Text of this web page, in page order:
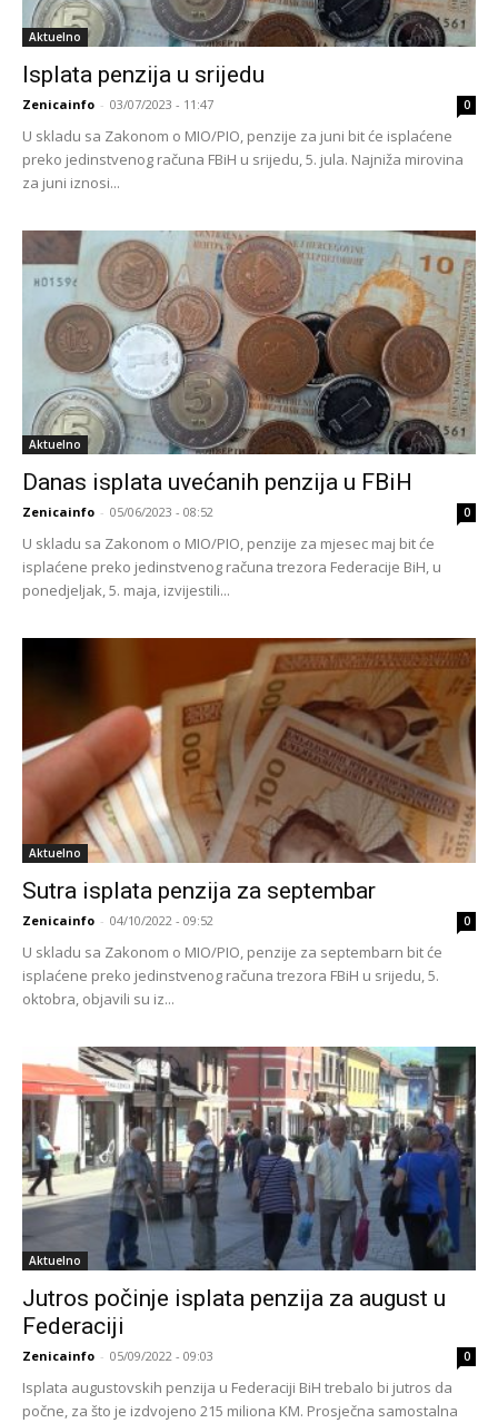
Aktuelno
Isplata penzija u srijedu
Zenicainfo - 03/07/2023 - 11:47 0
U skladu sa Zakonom o MIO/PIO, penzije za juni bit će isplaćene
preko jedinstvenog računa FBiH u srijedu, 5. jula. Najniža mirovina
za juni iznosi...
Aktuelno
Danas isplata uvećanih penzija u FBiH
Zenicainfo - 05/06/2023 - 08:52 0
U skladu sa Zakonom o MIO/PIO, penzije za mjesec maj bit će
isplaćene preko jedinstvenog računa trezora Federacije BiH, u
ponedjeljak, 5. maja, izvijestili...
Aktuelno
Sutra isplata penzija za septembar
Zenicainfo - 04/10/2022 - 09:52 0
U skladu sa Zakonom o MIO/PIO, penzije za septembarn bit će
isplaćene preko jedinstvenog računa trezora FBiH u srijedu, 5.
oktobra, objavili su iz...
Aktuelno
Jutros počinje isplata penzija za august u
Federaciji
Zenicainfo - 05/09/2022 - 09:03 0
Isplata augustovskih penzija u Federaciji BiH trebalo bi jutros da
počne, za što je izdvojeno 215 miliona KM. Prosječna samostalna